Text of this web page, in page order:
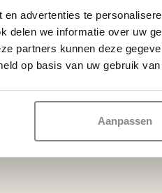
advertenties te
delen we informatie over uw
partners kunnen deze
op basis van uw gebruik
Aanpassen